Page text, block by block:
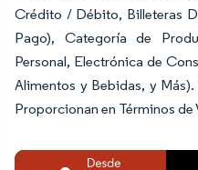
Crédito / Débito, Billeteras
Pago), Categoría de
Personal, Electrónica de
Alimentos y Bebidas, y
Proporcionan en Términos de